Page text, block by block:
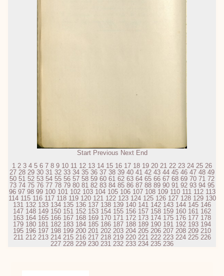
Start Previous Next End
1 2 3 4 5 6 7 8 9 10 11 12 13 14 15 16 17 18 19 20 21 22 23 24 25 26
27 28 29 30 31 32 33 34 35 36 37 38 39 40 41 42 43 44 45 46 47 48 49
50 51 52 53 54 55 56 57 58 59 60 61 62 63 64 65 66 67 68 69 70 71 72
73 74 75 76 77 78 79 80 81 82 83 84 85 86 87 88 89 90 91 92 93 94 95
96 97 98 99 100 101 102 103 104 105 106 107 108 109 110 111 112 113
114 115 116 117 118 119 120 121 122 123 124 125 126 127 128 129 130
131 132 133 134 135 136 137 138 139 140 141 142 143 144 145 146
147 148 149 150 151 152 153 154 155 156 157 158 159 160 161 162
163 164 165 166 167 168 169 170 171 172 173 174 175 176 177 178
179 180 181 182 183 184 185 186 187 188 189 190 191 192 193 194
195 196 197 198 199 200 201 202 203 204 205 206 207 208 209 210
211 212 213 214 215 216 217 218 219 220 221 222 223 224 225 226
227 228 229 230 231 232 233 234 235 236